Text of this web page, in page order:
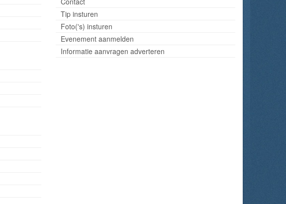
Tip insturen
Foto('s) insturen
Evenement aanmelden
Informatie aanvragen adverteren